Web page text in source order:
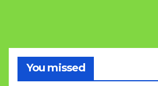
You missed